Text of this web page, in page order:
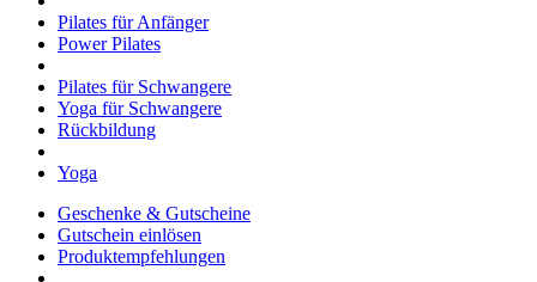
Pilates für Anfänger
Power Pilates
Pilates für Schwangere
Yoga für Schwangere
Rückbildung
Yoga
Geschenke & Gutscheine
Gutschein einlösen
Produktempfehlungen